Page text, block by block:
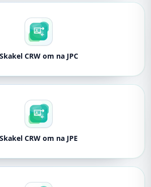
Skakel CRW om na JPC
Skakel CRW om na JPE